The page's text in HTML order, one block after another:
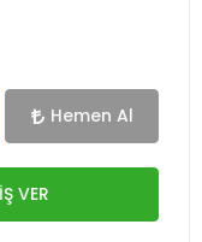
Hemen Al
VER